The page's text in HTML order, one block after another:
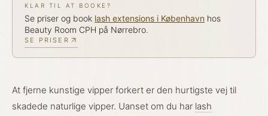
KLAR TIL AT BOOKE?
Se priser og book lash extensions i København hos
Beauty Room CPH på Nørrebro.
SE PRISER
At fjerne kunstige vipper forkert er den hurtigste vej til
skadede naturlige vipper. Uanset om du har lash